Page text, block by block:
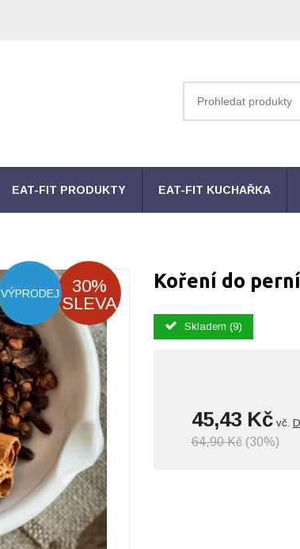
EAT-FIT PRODUKTY EAT-FIT KUCHAŘKA
30%
SLEVA
VÝPRODEJ
Koření do
Skladem (9)
45,43 Kčvč.
64,90 Kč(30%)